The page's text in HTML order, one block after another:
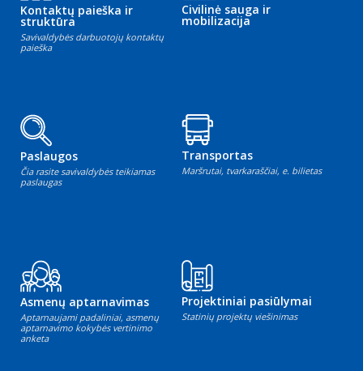
Kontaktų paieška ir
struktūra
Savivaldybės darbuotojų kontaktų
paieška
Civilinė sauga ir
mobilizacija
Paslaugos
Čia rasite savivaldybės teikiamas
paslaugas
Transportas
Maršrutai, tvarkaraščiai, e. bilietas
Asmenų aptarnavimas
Aptarnaujami padaliniai, asmenų
aptarnavimo kokybės vertinimo
anketa
Projektiniai pasiūlymai
Statinių projektų viešinimas